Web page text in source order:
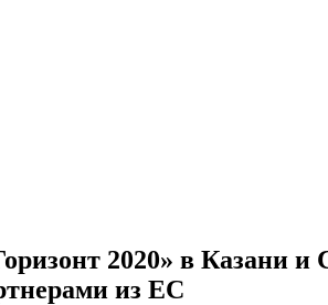
2020» в Казани и
из ЕС